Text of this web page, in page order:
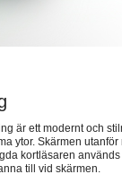
är ett modernt och
ytor. Skärmen
kortläsaren
till vid skärmen.